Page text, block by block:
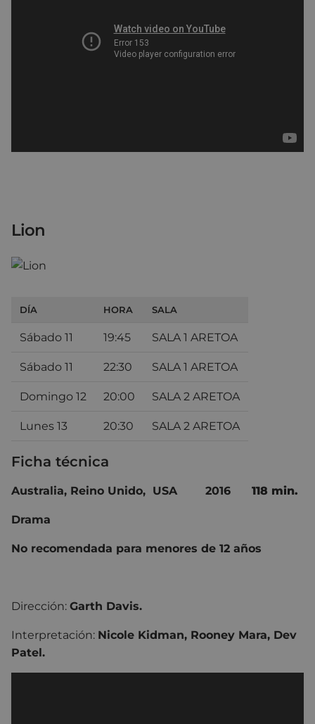
Lion
DÍA HORA SALA
Sábado 11 19:45 SALA 1 ARETOA
Sábado 11 22:30 SALA 1 ARETOA
Domingo 12 20:00 SALA 2 ARETOA
Lunes 13 20:30 SALA 2 ARETOA
Ficha técnica
Australia, Reino Unido, USA 2016 118 min.
Drama
No recomendada para menores de 12 años
Dirección: Garth Davis.
Interpretación: Nicole Kidman, Rooney Mara, Dev
Patel.